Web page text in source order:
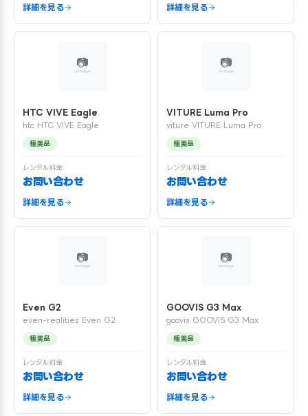
詳細を見る 詳細を見る
HTC VIVE Eagle
htc HTC VIVE Eagle
極美品
レンタル料金
お問い合わせ
詳細を見る
VITURE Luma Pro
viture VITURE Luma Pro
極美品
レンタル料金
お問い合わせ
詳細を見る
Even G2
even-realities Even G2
極美品
レンタル料金
お問い合わせ
詳細を見る
GOOVIS G3 Max
goovis GOOVIS G3 Max
極美品
レンタル料金
お問い合わせ
詳細を見る